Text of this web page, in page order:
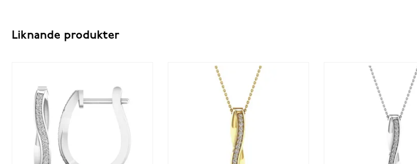
Liknande produkter